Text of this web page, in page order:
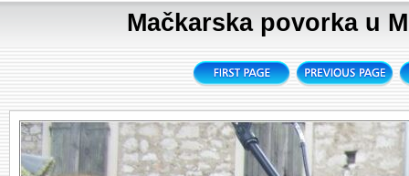
Mačkarska povorka u